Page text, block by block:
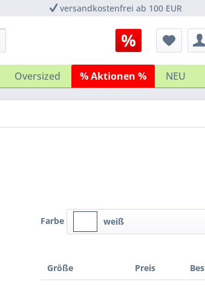
versandkostenfrei ab 100 EUR
Oversized % Aktionen % NEU
Farbe weiß
Größe Preis